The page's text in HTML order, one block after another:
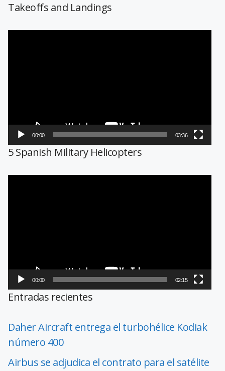
Takeoffs and Landings
00:00 03:36
5 Spanish Military Helicopters
00:00 02:15
Entradas recientes
Daher Aircraft entrega el turbohélice Kodiak
número 400
Airbus se adjudica el contrato para el satélite